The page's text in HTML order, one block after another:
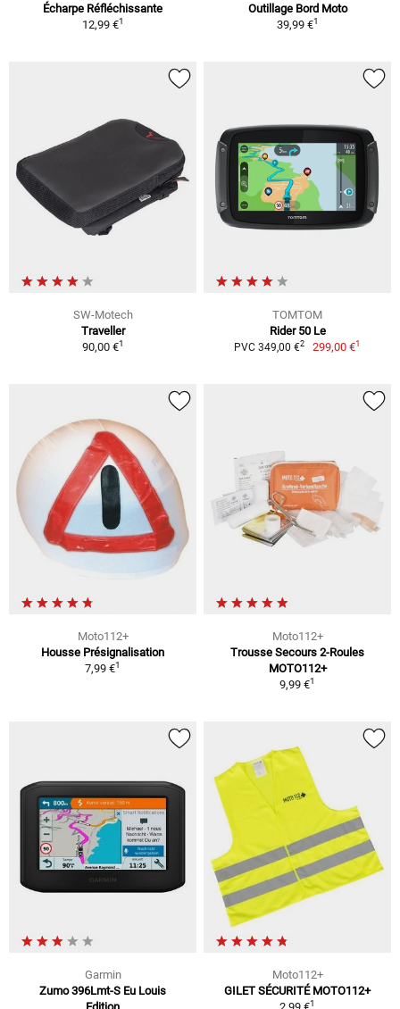
Écharpe Réfléchissante
12,99 €1
Outillage Bord Moto
39,99 €1
SW-Motech
Traveller
90,00 €1
TOMTOM
Rider 50 Le
PVC 349,00 €2 299,00 €1
Moto112+
Housse Présignalisation
7,99 €1
Moto112+
Trousse Secours 2-Roules
MOTO112+
9,99 €1
Garmin
Zumo 396Lmt-S Eu Louis
Moto112+
GILET SÉCURITÉ MOTO112+
1